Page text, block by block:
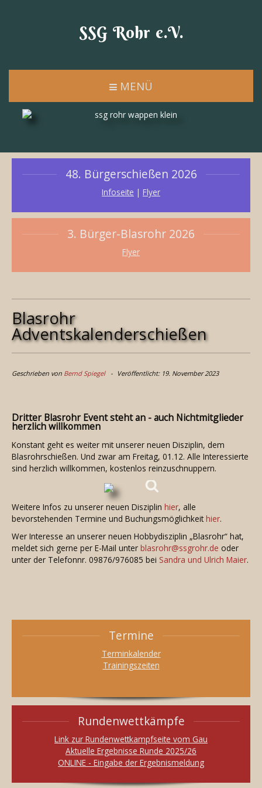
SSG Rohr e.V.
MENÜ
48. Bürgerschießen 2026
Infoseite | Flyer
3. Bürger-Blasrohr 2026
Flyer
Blasrohr
Adventskalenderschießen
Geschrieben von Bernd Spiegel Veröffentlicht: 19. November 2023
Dritter Blasrohr Event steht an - auch Nichtmitglieder
herzlich willkommen
Konstant geht es weiter mit unserer neuen Disziplin, dem
Blasrohrschießen. Und zwar am Freitag, 01.12. Alle Interessierte
sind herzlich willkommen, kostenlos reinzuschnuppern.
Weitere Infos zu unserer neuen Disziplin hier, alle
bevorstehenden Termine und Buchungsmöglichkeithier.
Wer Interesse an unserer neuen Hobbydisziplin „Blasrohr“ hat,
meldet sich gerne per E-Mail unter blasrohr@ssgrohr.de oder
unter der Telefonnr. 09876/976085 bei Sandra und Ulrich Maier.
Termine
Terminkalender
Trainingszeiten
Rundenwettkämpfe
Link zur Rundenwettkampfseite vom Gau
Aktuelle Ergebnisse Runde 2025/26
ONLINE - Eingabe der Ergebnismeldung